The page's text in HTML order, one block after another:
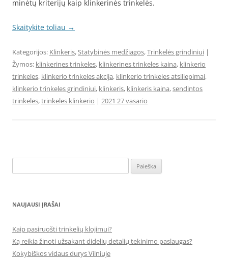
minėtų kriterijų kaip klinkerinės trinkelės.
Skaitykite toliau →
Kategorijos: Klinkeris,Statybinės medžiagos,Trinkelės grindiniui |
Žymos: klinkerines trinkeles, klinkerines trinkeles kaina, klinkerio
trinkeles, klinkerio trinkeles akcija, klinkerio trinkeles atsiliepimai,
klinkerio trinkeles grindiniui, klinkeris, klinkeris kaina,sendintos
trinkeles,trinkeles klinkerio | 2021 27 vasario
NAUJAUSI ĮRAŠAI
Kaip pasiruošti trinkelių klojimui?
Ką reikia žinoti užsakant didelių detalių tekinimo paslaugas?
Kokybiškos vidaus durys Vilniuje